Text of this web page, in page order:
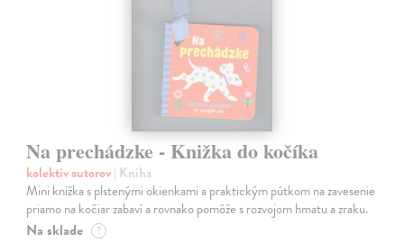
Na prechádzke - Knižka do kočíka
kolektív autorov| Kniha
Mini knižka s plstenými okienkami a praktickým pútkom na zavesenie
priamo na kočiar zabaví a rovnako pomôže s rozvojom hmatu a zraku.
Na sklade ?